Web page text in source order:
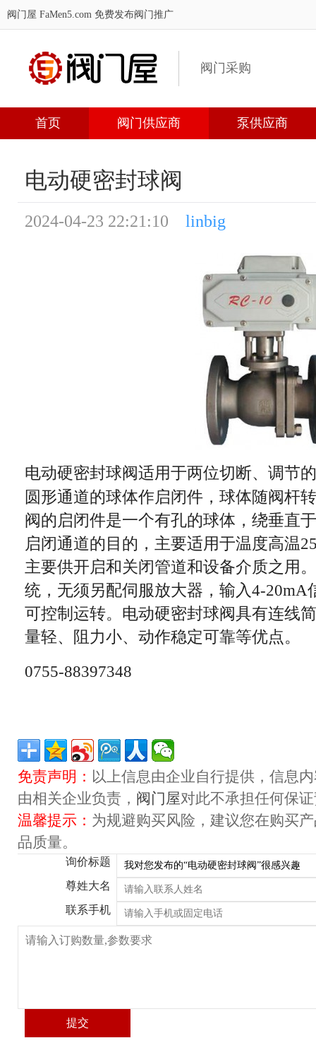
阀门屋 FaMen5.com 免费发布阀门推广
阀门采购
首页 阀门供应商 泵供应商
电动硬密封球阀
2024-04-23 22:21:10 linbig
电动硬密封球阀适用于两位切断、调节
圆形通道的球体作启闭件，球体随阀杆
阀的启闭件是一个有孔的球体，绕垂直
启闭通道的目的，主要适用于温度高温
主要供开启和关闭管道和设备介质之用
统，无须另配伺服放大器，输入4-20mA
可控制运转。电动硬密封球阀具有连线
量轻、阻力小、动作稳定可靠等优点。
0755-88397348
免责声明： 以上信息由企业自行提供，信息
由相关企业负责， 阀门屋对此不承担任何保
温馨提示： 为规避购买风险，建议您在购买
品质量。
询价标题
尊姓大名
联系手机